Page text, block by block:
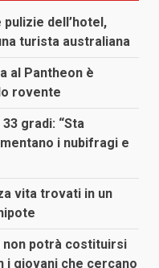
dell’hotel,
turista australiana
al Pantheon è
rovente
gradi: “Sta
i nubifragi e
vita trovati in un
non potrà costituirsi
i giovani che cercano